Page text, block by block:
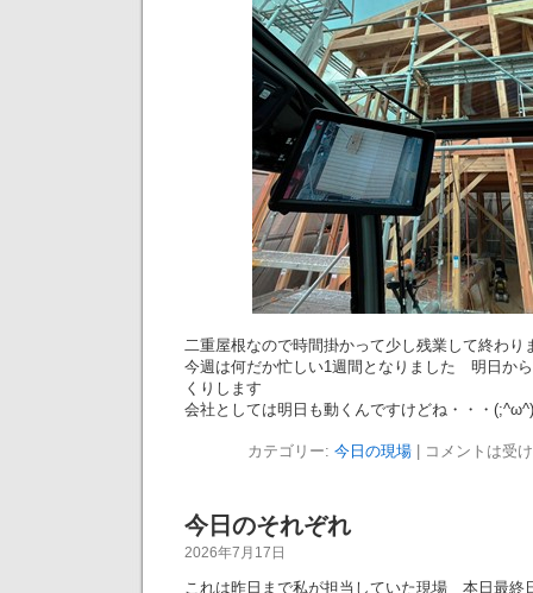
二重屋根なので時間掛かって少し残業して終わ
今週は何だか忙しい1週間となりました 明日か
くりします
会社としては明日も動くんですけどね・・・
カテゴリー: 今日の現場 コメントは受
今日のそれぞれ
2026年7月17日
これは昨日まで私が担当していた現場 本日最終